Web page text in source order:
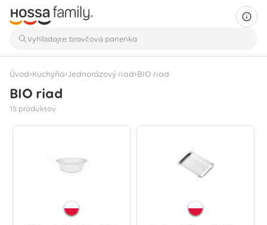
Úvod›Kuchyňa›Jednorázový riad›BIO riad
BIO riad
15 produktov